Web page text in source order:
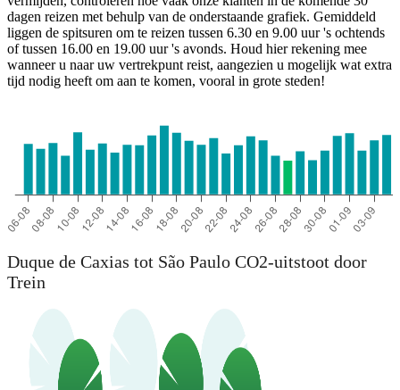
São Paulo
dagen reizen met behulp van de onderstaande grafiek. Gemiddeld
liggen de spitsuren om te reizen tussen 6.30 en 9.00 uur 's ochtends
of tussen 16.00 en 19.00 uur 's avonds. Houd hier rekening mee
wanneer u naar uw vertrekpunt reist, aangezien u mogelijk wat extra
tijd nodig heeft om aan te komen, vooral in grote steden!
Duque de Caxias tot São Paulo CO2-uitstoot door
Trein